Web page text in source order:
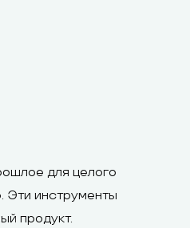
для целого
Эти инструменты
продукт.